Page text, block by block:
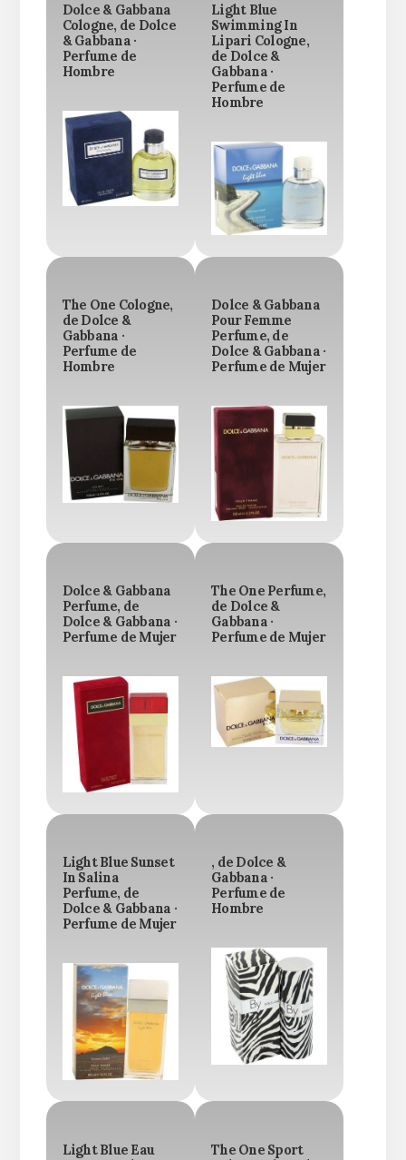
Dolce & Gabbana
Cologne, de Dolce
& Gabbana ·
Perfume de
Hombre
Light Blue
Swimming In
Lipari Cologne,
de Dolce &
Gabbana ·
Perfume de
Hombre
The One Cologne,
de Dolce &
Gabbana ·
Perfume de
Hombre
Dolce & Gabbana
Pour Femme
Perfume, de
Dolce & Gabbana ·
Perfume de Mujer
Dolce & Gabbana
Perfume, de
Dolce & Gabbana ·
Perfume de Mujer
The One Perfume,
de Dolce &
Gabbana ·
Perfume de Mujer
Light Blue Sunset
In Salina
Perfume, de
Dolce & Gabbana ·
Perfume de Mujer
, de Dolce &
Gabbana ·
Perfume de
Hombre
Light Blue Eau
The One Sport